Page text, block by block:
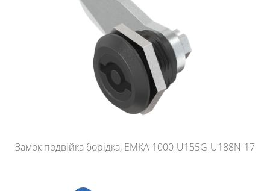
Замок подвійка борідка, ЕМКА 1000-U155G-U188N-17